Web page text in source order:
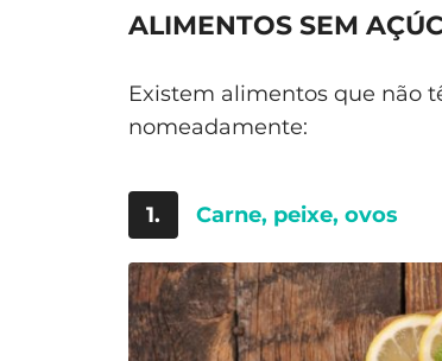
ALIMENTOS SEM
Existem alimentos que não
nomeadamente:
1. Carne, peixe, ovos